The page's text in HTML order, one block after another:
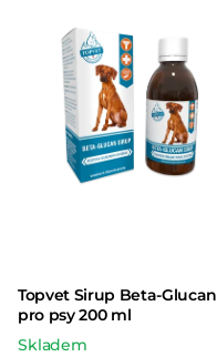
Topvet Sirup Beta-Glucan
pro psy 200 ml
Skladem